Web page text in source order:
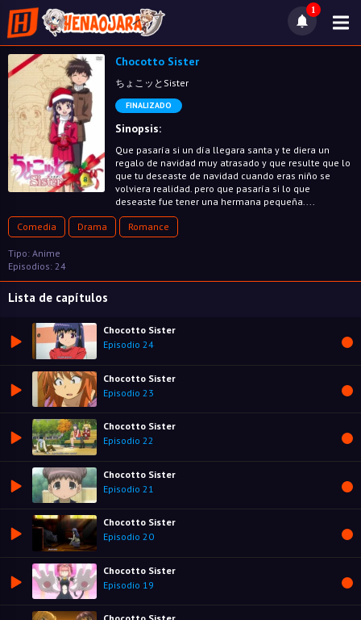
1
Chocotto Sister
ちょこッとSister
FINALIZADO
Sinopsis:
Que pasaría si un día llegara santa y te diera un
regalo de navidad muy atrasado y que resulte que lo
que tu deseaste de navidad cuando eras niño se
volviera realidad. pero que pasaría si lo que
deseaste fue tener una hermana pequeña....
Comedia Drama Romance
Tipo: Anime
Episodios: 24
Lista de capítulos
Chocotto Sister
Episodio 24
Chocotto Sister
Episodio 23
Chocotto Sister
Episodio 22
Chocotto Sister
Episodio 21
Chocotto Sister
Episodio 20
Chocotto Sister
Episodio 19